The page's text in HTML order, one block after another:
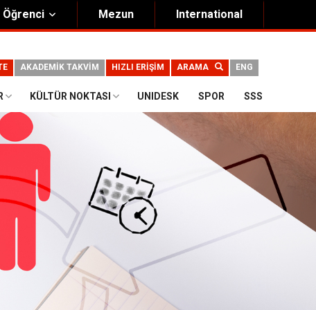
Öğrenci Mezun International
ENG
ARAMA
HIZLI ERİŞİM
AKADEMİK TAKVİM
KÜLTÜR NOKTASI UNIDESK SPOR SSS